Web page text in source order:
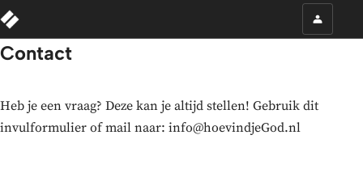
Contact
Heb je een vraag? Deze kan je altijd stellen! Gebruik dit
invulformulier of mail naar: info@hoevindjeGod.nl